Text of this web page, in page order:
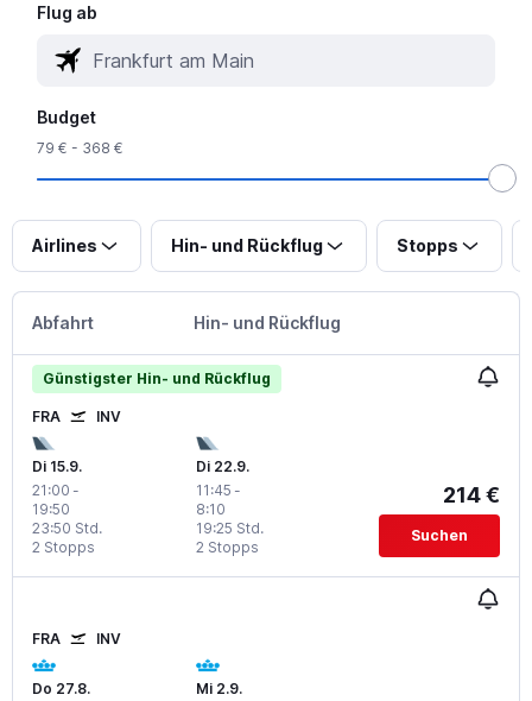
Flug ab
Budget
79 € - 368 €
Airlines Hin- und Rückflug Stopps
Abfahrt Hin- und Rückflug
Günstigster Hin- und Rückflug
FRA INV
Di 15.9.
21:00 -
19:50
2 Stopps
23:50 Std.
Di 22.9.
11:45 -
8:10
2 Stopps
19:25 Std.
214 €
Suchen
FRA INV
Do 27.8.
Mi 2.9.